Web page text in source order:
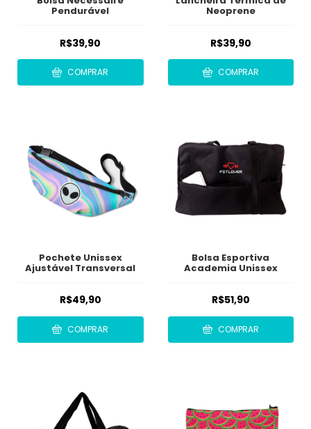
Pendurável
R$39,90
COMPRAR
Neoprene
R$39,90
COMPRAR
Pochete Unissex
Ajustável Transversal
R$49,90
COMPRAR
Bolsa Esportiva
Academia Unissex
R$51,90
COMPRAR